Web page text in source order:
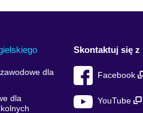
dla
dla
Skontaktuj się z
Facebook
YouTube